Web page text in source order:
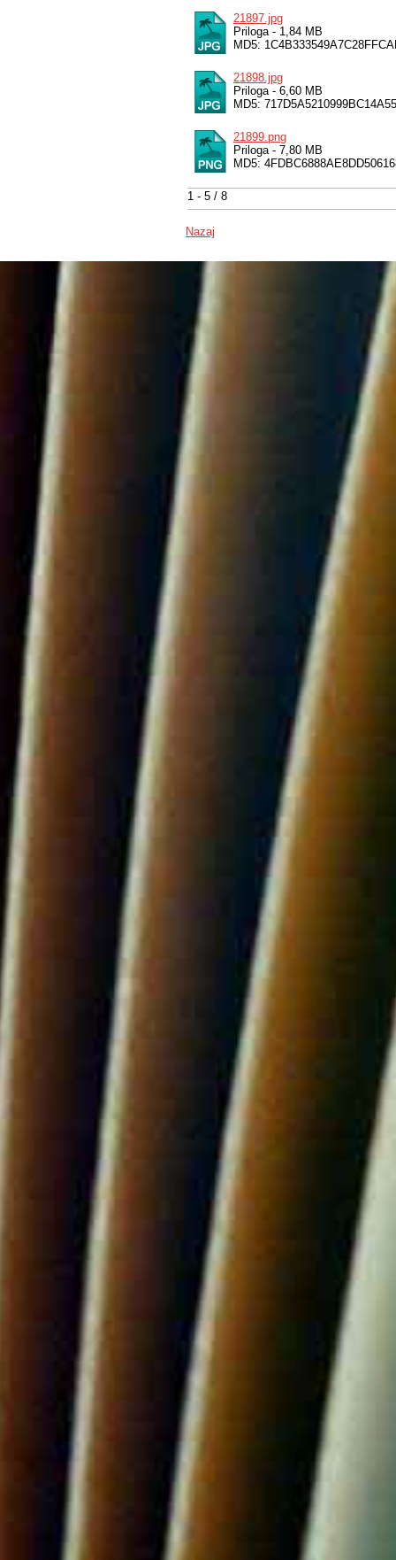
21897.jpg
Priloga - 1,84 MB
MD5:
21898.jpg
Priloga - 6,60 MB
MD5:
21899.png
Priloga - 7,80 MB
MD5:
1 - 5 / 8
Nazaj